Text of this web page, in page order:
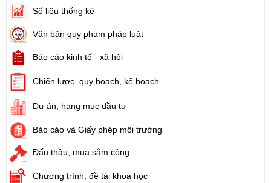
Tên:
(Nghị định Quy định về tiền sử dụng đất, tiền thuê đất)
Ngày ban hành: (21/08/2024)
Số:1731/KH-UBND
Tên:
Ngày ban hành: (21/08/2024)
Số:
Tên:
(Nghị định Quy định về giá đất)
Số liệu thống kê
Văn bản quy phạm pháp luật
Báo cáo kinh tế - xã hội
Chiến lược, quy hoạch, kế hoạch
Dự án, hạng mục đầu tư
Báo cáo và Giấy phép môi trường
Đấu thầu, mua sắm công
Chương trình, đề tài khoa học